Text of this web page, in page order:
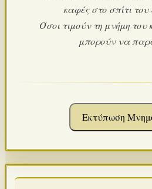
καφές στο σπίτι του
Όσοι τιμούν τη μνήμη του
μπορούν να
Εκτύπωση